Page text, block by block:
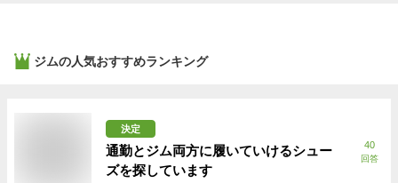
ジムの人気おすすめランキング
決定
通勤とジム両方に履いていけるシュー
ズを探しています
40
回答